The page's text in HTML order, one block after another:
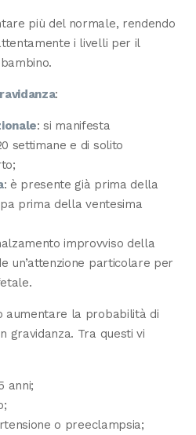
più del normale, rendendo
i livelli per il
:
: si manifesta
settimane e di solito
: è presente già prima della
prima della ventesima
improvviso della
un’attenzione particolare per
la probabilità di
gravidanza. Tra questi vi
anni;
o preeclampsia;